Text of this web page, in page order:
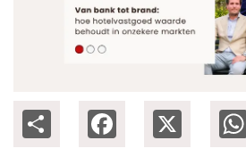
Personalia
Facebook